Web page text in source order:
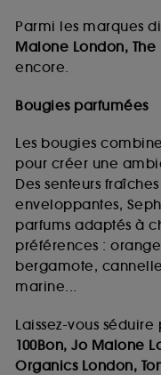
Parmi les marques
Malone London, The
encore.
Bougies parfumées
Les bougies
pour créer une
Des senteurs
enveloppantes,
parfums adaptés à
préférences :
bergamote,
marine...
Laissez-vous
100Bon, Jo Malone
Organics London,